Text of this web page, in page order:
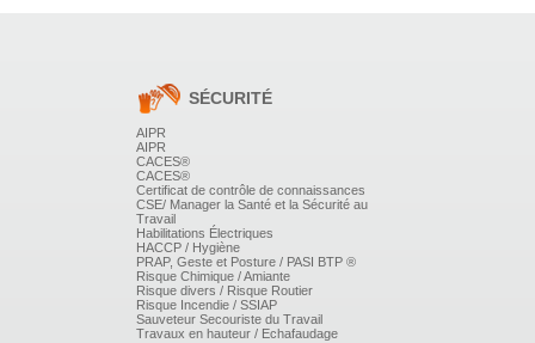
SÉCURITÉ
AIPR
AIPR
CACES®
CACES®
Certificat de contrôle de connaissances
CSE/ Manager la Santé et la Sécurité au
Travail
Habilitations Électriques
HACCP / Hygiène
PRAP, Geste et Posture / PASI BTP ®
Risque Chimique / Amiante
Risque divers / Risque Routier
Risque Incendie / SSIAP
Sauveteur Secouriste du Travail
Travaux en hauteur / Echafaudage